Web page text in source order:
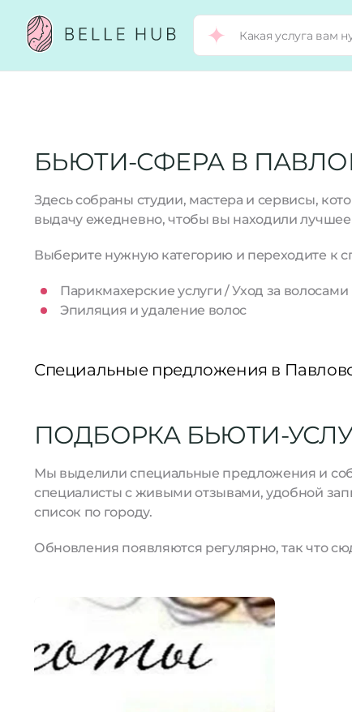
БЬЮТИ-СФЕРА В
Здесь собраны студии, мастера и сервисы,
выдачу ежедневно, чтобы вы находили
Выберите нужную категорию и переходите к
Парикмахерские услуги / Уход за волосами
Эпиляция и удаление волос
Специальные предложения в
ПОДБОРКА БЬЮТИ-
Мы выделили специальные предложения и
специалисты с живыми отзывами, удобной
список по городу.
Обновления появляются регулярно, так что